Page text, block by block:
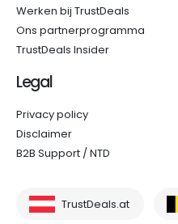
Werken bij TrustDeals
Ons partnerprogramma
TrustDeals Insider
Legal
Privacy policy
Disclaimer
B2B Support / NTD
TrustDeals.at